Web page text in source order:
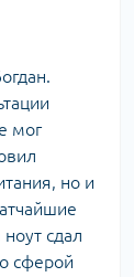
мог
но и
сдал
сферой